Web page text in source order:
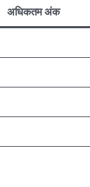
अधिकतम अंक